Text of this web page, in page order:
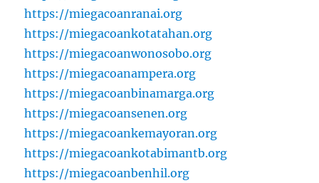
https://miegacoanranai.org
https://miegacoankotatahan.org
https://miegacoanwonosobo.org
https://miegacoanampera.org
https://miegacoanbinamarga.org
https://miegacoansenen.org
https://miegacoankemayoran.org
https://miegacoankotabimantb.org
https://miegacoanbenhil.org